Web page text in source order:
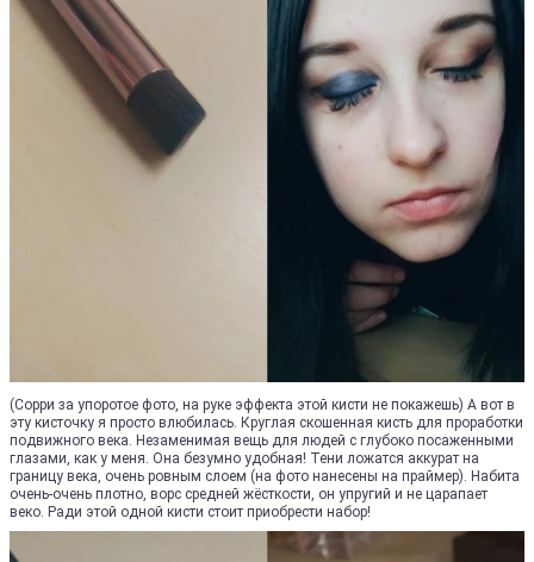
(Сорри за упоротое фото, на руке эффекта этой кисти не покажешь) А вот в
эту кисточку я просто влюбилась. Круглая скошенная кисть для проработки
подвижного века. Незаменимая вещь для людей с глубоко посаженными
глазами, как у меня. Она безумно удобная! Тени ложатся аккурат на
границу века, очень ровным слоем (на фото нанесены на праймер). Набита
очень-очень плотно, ворс средней жёсткости, он упругий и не царапает
веко. Ради этой одной кисти стоит приобрести набор!